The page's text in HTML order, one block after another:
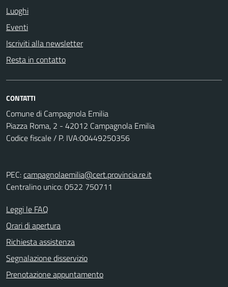
Luoghi
Eventi
Iscriviti alla newsletter
Resta in contatto
CONTATTI
Comune di Campagnola Emilia
Piazza Roma, 2 - 42012 Campagnola Emilia
Codice fiscale / P. IVA:00449250356
PEC:campagnolaemilia@cert.provincia.re.it
Centralino unico: 0522 750711
Leggi le FAQ
Orari di apertura
Richiesta assistenza
Segnalazione disservizio
Prenotazione appuntamento